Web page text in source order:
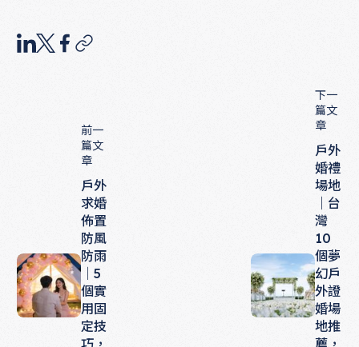
前一
篇文
章
戶外
求婚
佈置
防風
防雨
｜5
個實
用固
定技
巧，
下一
篇文
章
戶外
婚禮
場地
｜台
灣
10
個夢
幻戶
外證
婚場
地推
薦，